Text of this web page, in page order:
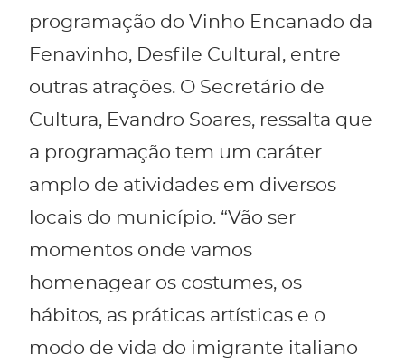
programação do Vinho Encanado da
Fenavinho, Desfile Cultural, entre
outras atrações. O Secretário de
Cultura, Evandro Soares, ressalta que
a programação tem um caráter
amplo de atividades em diversos
locais do município. “Vão ser
momentos onde vamos
homenagear os costumes, os
hábitos, as práticas artísticas e o
modo de vida do imigrante italiano